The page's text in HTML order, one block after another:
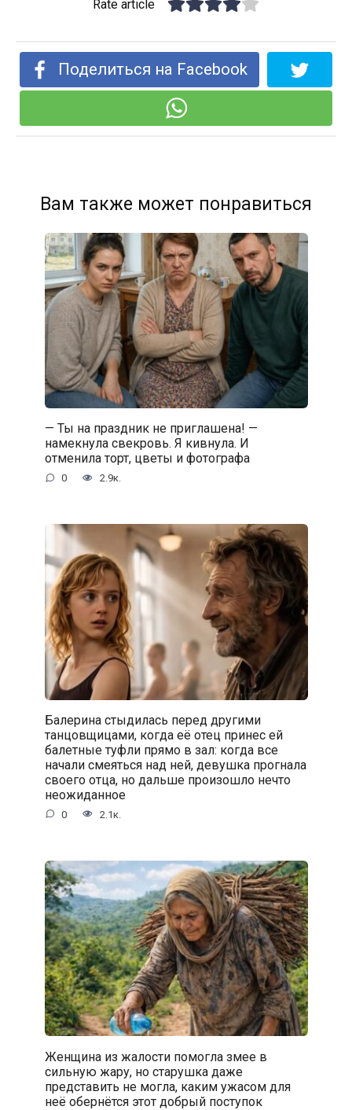
Rate article
Поделиться на Facebook
Вам также может понравиться
— Ты на праздник не приглашена! —
намекнула свекровь. Я кивнула. И
отменила торт, цветы и фотографа
0 2.9к.
Балерина стыдилась перед другими
танцовщицами, когда её отец принес ей
балетные туфли прямо в зал: когда все
начали смеяться над ней, девушка прогнала
своего отца, но дальше произошло нечто
неожиданное
0 2.1к.
Женщина из жалости помогла змее в
сильную жару, но старушка даже
представить не могла, каким ужасом для
неё обернётся этот добрый поступок